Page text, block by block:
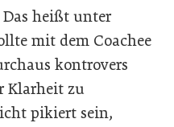
heißt unter
mit dem Coachee
kontrovers
Klarheit zu
pikiert sein,